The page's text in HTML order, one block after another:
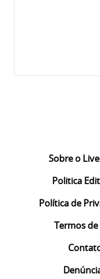
Sobre o
Politica
Política de
Termos de